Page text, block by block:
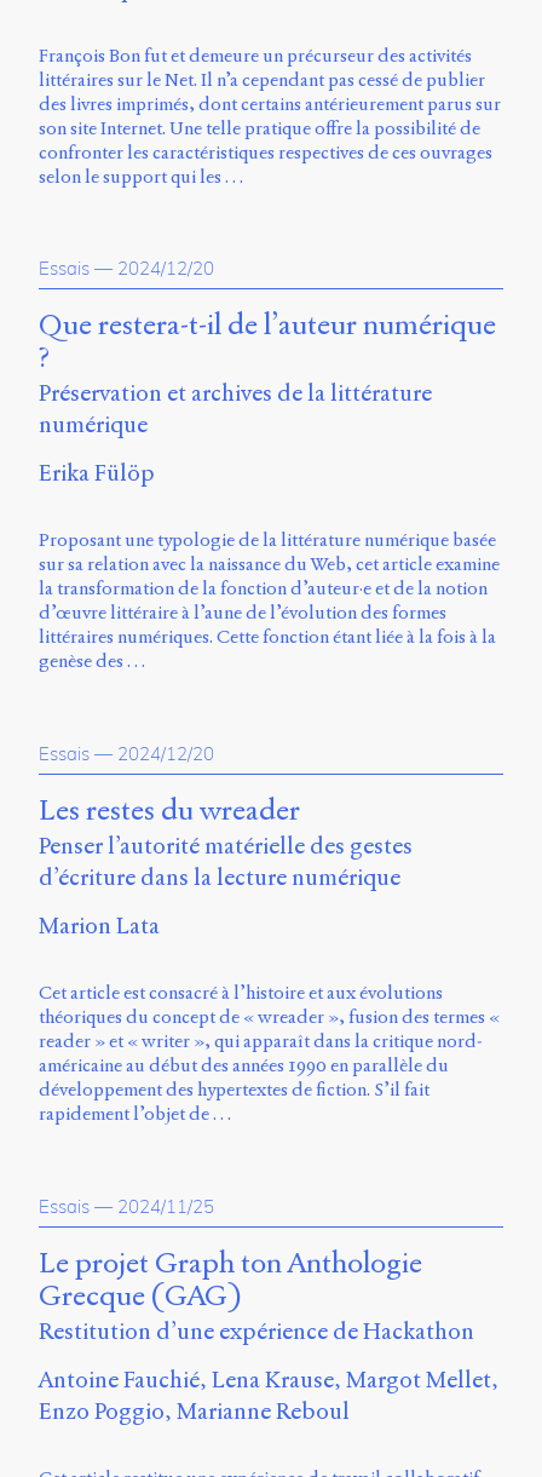
François Bon fut et demeure un précurseur des activités
littéraires sur le Net. Il n’a cependant pas cessé de publier
des livres imprimés, dont certains antérieurement parus sur
son site Internet. Une telle pratique offre la possibilité de
confronter les caractéristiques respectives de ces ouvrages
selon le support qui les …
Essais — 2024/12/20
Que restera-t-il de l’auteur numérique
?
Préservation et archives de la littérature
numérique
Erika Fülöp
Proposant une typologie de la littérature numérique basée
sur sa relation avec la naissance du Web, cet article examine
la transformation de la fonction d’auteur·e et de la notion
d’œuvre littéraire à l’aune de l’évolution des formes
littéraires numériques. Cette fonction étant liée à la fois à la
genèse des …
Essais — 2024/12/20
Les restes du wreader
Penser l’autorité matérielle des gestes
d’écriture dans la lecture numérique
Marion Lata
Cet article est consacré à l’histoire et aux évolutions
théoriques du concept de « wreader », fusion des termes «
reader » et « writer », qui apparaît dans la critique nord-
américaine au début des années 1990 en parallèle du
développement des hypertextes de fiction. S’il fait
rapidement l’objet de …
Essais — 2024/11/25
Le projet Graph ton Anthologie
Grecque (GAG)
Restitution d’une expérience de Hackathon
Antoine Fauchié Lena Krause Margot Mellet
Enzo Poggio Marianne Reboul